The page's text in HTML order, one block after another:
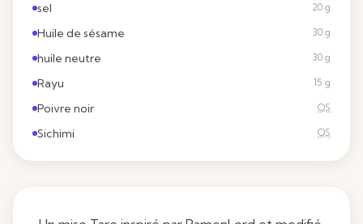
sel 20 g
Huile de sésame 30 g
huile neutre 30 g
Rayu 15 g
Poivre noir QS
Sichimi QS